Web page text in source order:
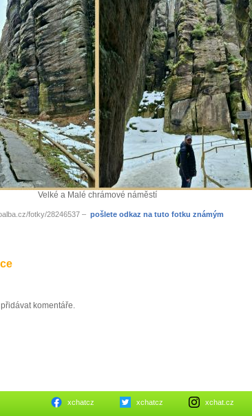
Velké a Malé chrámové náměstí
fotky/28246537 – pošlete odkaz na tuto fotku známým
komentáře.
xchatcz xchatcz xchat.cz